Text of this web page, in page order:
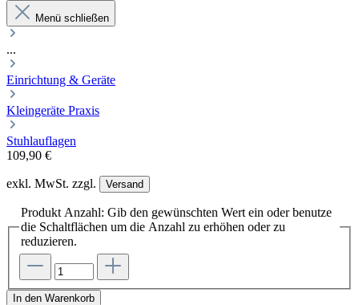
Menü schließen
...
Einrichtung & Geräte
Kleingeräte Praxis
Stuhlauflagen
109,90 €
exkl. MwSt. zzgl. Versand
Produkt Anzahl: Gib den gewünschten Wert ein oder benutze
die Schaltflächen um die Anzahl zu erhöhen oder zu
reduzieren.
In den Warenkorb